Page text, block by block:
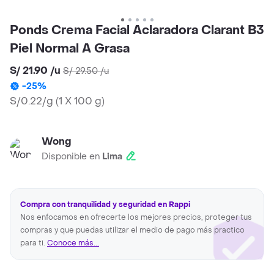
Ponds Crema Facial Aclaradora Clarant B3
Piel Normal A Grasa
S/ 21.90 /u S/ 29.50/u
-25%
S/0.22/g (1 X 100 g)
Wong
Disponible en Lima
Compra con tranquilidad y seguridad en Rappi
Nos enfocamos en ofrecerte los mejores precios, proteger tus
compras y que puedas utilizar el medio de pago más practico
para ti. Conoce más...